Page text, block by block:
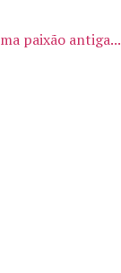
paixão antiga...